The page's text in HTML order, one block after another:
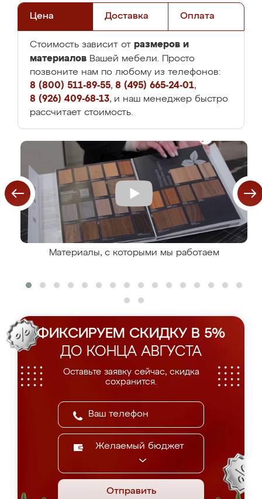
Цена Доставка Оплата
Стоимость зависит от размеров и
материалов Вашей мебели. Просто
позвоните нам по любому из телефонов:
8 (800) 511-89-55, 8 (495) 665-24-01,
8 (926) 409-68-13, и наш менеджер быстро
рассчитает стоимость.
Материалы, с которыми мы работаем
ФИКСИРУЕМ СКИДКУ В 5%
ДО КОНЦА АВГУСТА
Оставьте заявку сейчас, скидка
сохранится.
Желаемый бюджет
Отправить